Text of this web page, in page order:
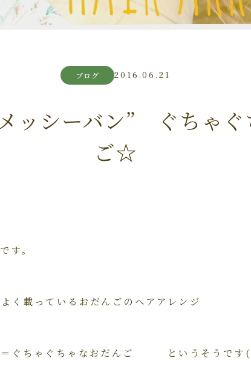
ブログ 2016.06.21
ッシーバン” ぐちゃぐ
ご☆
す。
く載っているおだんごのヘアアレンジ
ちゃぐちゃなおだんご というそうです